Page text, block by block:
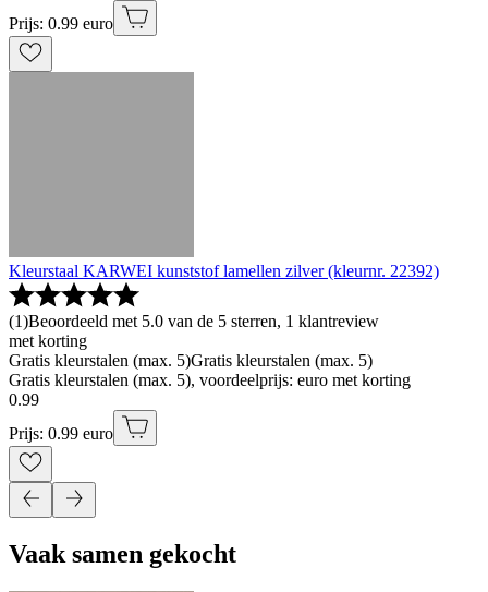
Prijs: 0.99 euro
Kleurstaal KARWEI kunststof lamellen zilver (kleurnr. 22392)
(1)Beoordeeld met 5.0 van de 5 sterren, 1 klantreview
met korting
Gratis kleurstalen (max. 5)Gratis kleurstalen (max. 5)
Gratis kleurstalen (max. 5), voordeelprijs: euro met korting
0.99
Prijs: 0.99 euro
Vaak samen gekocht